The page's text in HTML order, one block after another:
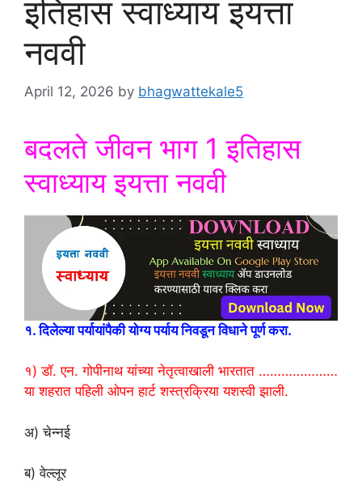
इतिहास स्वाध्याय इयत्ता
नववी
April 12, 2026 by bhagwattekale5
बदलते जीवन भाग 1 इतिहास
स्वाध्याय इयत्ता नववी
१. दिलेल्या पर्यायांपैकी योग्य पर्याय निवडून विधाने पूर्ण करा.
१) डॉ. एन. गोपीनाथ यांच्या नेतृत्वाखाली भारतात …………………
या शहरात पहिली ओपन हार्ट शस्त्रक्रिया यशस्वी झाली.
अ) चेन्नई
ब) वेल्लूर